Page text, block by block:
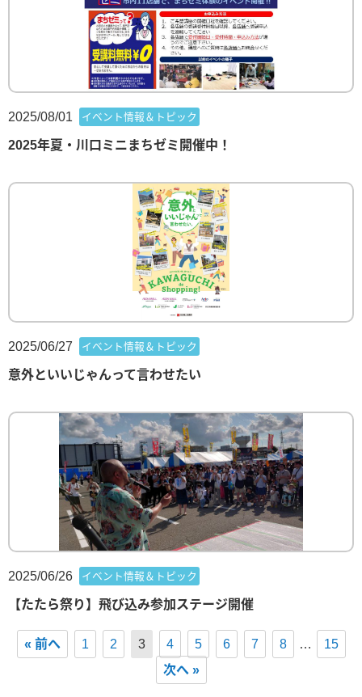
2025/08/01 イベント情報＆トピック
2025年夏・川口ミニまちゼミ開催中！
2025/06/27 イベント情報＆トピック
意外といいじゃんって言わせたい
2025/06/26 イベント情報＆トピック
【たたら祭り】飛び込み参加ステージ開催
« 前へ 1 2 3 4 5 6 7 8 …
15
次へ »